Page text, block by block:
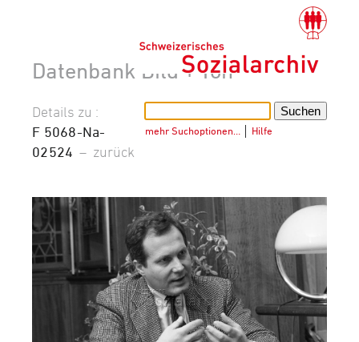
Datenbank Bild + Ton
mehr Suchoptionen… Hilfe
Details zu :
F 5068-Na-
02524 – zurück